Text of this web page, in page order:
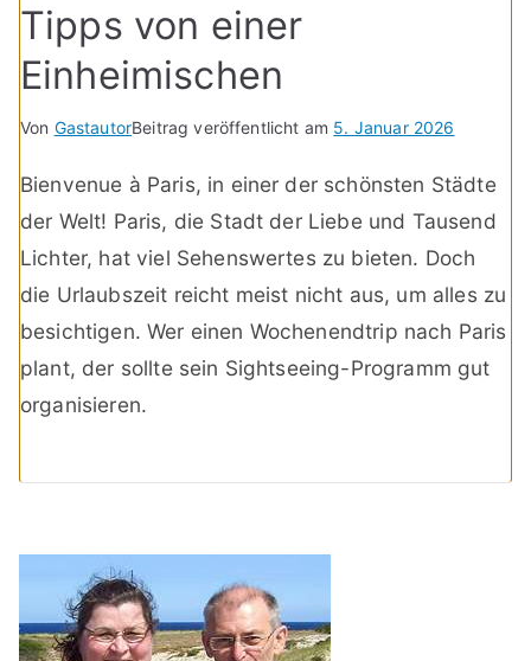
Tipps von einer
Einheimischen
Von GastautorBeitrag veröffentlicht am 5. Januar 2026
Bienvenue à Paris, in einer der schönsten Städte
der Welt! Paris, die Stadt der Liebe und Tausend
Lichter, hat viel Sehenswertes zu bieten. Doch
die Urlaubszeit reicht meist nicht aus, um alles zu
besichtigen. Wer einen Wochenendtrip nach Paris
plant, der sollte sein Sightseeing-Programm gut
organisieren.